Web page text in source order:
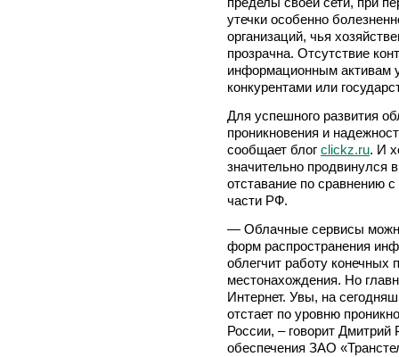
утечки особенно
организаций, чья
прозрачна. Отсутствие
информационным активам
конкурентами или
Для успешного развития
проникновения и
сообщает блог clickz.ru. И
значительно продвинулся
отставание по сравнению
части РФ.
— Облачные сервисы
форм распространения
облегчит работу конечных
местонахождения. Но
Интернет. Увы, на
отстает по уровню
России, – говорит
обеспечения ЗАО